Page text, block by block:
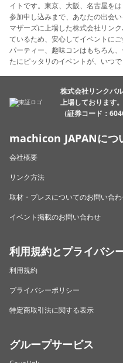
イトです。東京、大阪、名古屋を
参加申し込みまで、あなたの出会
マザーズに上場した株式会社リン
ているため、安心してイベントに
パーティー、趣味コンはもちろん
たにピッタリのイベントが、いつで
株式会社リンクバ
上場しております。
（証券コード：
machicon JAPANにつ
会社概要
リンク方法
取材・プレスについてのお問い合
イベント掲載のお問い合わせ
利用規約とプライバシ
利用規約
プライバシーポリシー
特定商取引法に関する表示
グループサービス